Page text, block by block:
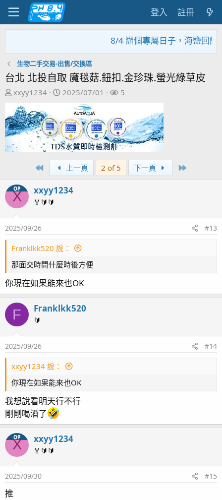
登入 註冊
8/4 辦個專屬日子，海鹽回饋
生物二手交易-出售/交換區
台北 北投自取 魔毯菇.鈕扣.金珍珠.螢光綠草皮
主
發
起
人
xxyy1234
開
期
2025/07/01
關
5
First 上一頁 2 of 5 下一頁
OP
X xxyy1234
🏅🔰🔰
2025/09/26 #13
Franklkk520 說：
那面交時間什麼時後方便
你現在如果能來也OK
F Franklkk520
🔰
2025/09/26 #14
xxyy1234 說：
你現在如果能來也OK
我想說看明天行不行
剛剛喝酒了
OP
X xxyy1234
🏅🔰🔰
2025/09/30 #15
推